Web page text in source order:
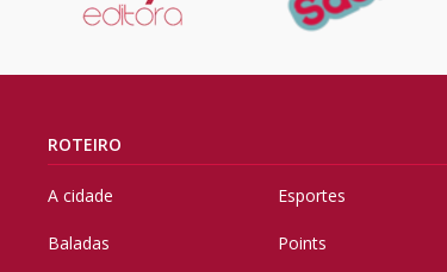
ROTEIRO
A cidade
Baladas
Esportes
Points